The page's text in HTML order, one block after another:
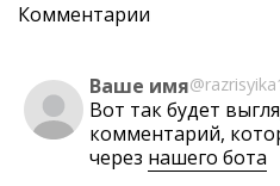
Комментарии
Ваше имя@razrisyika
Вот так будет
комментарий,
через нашего бота